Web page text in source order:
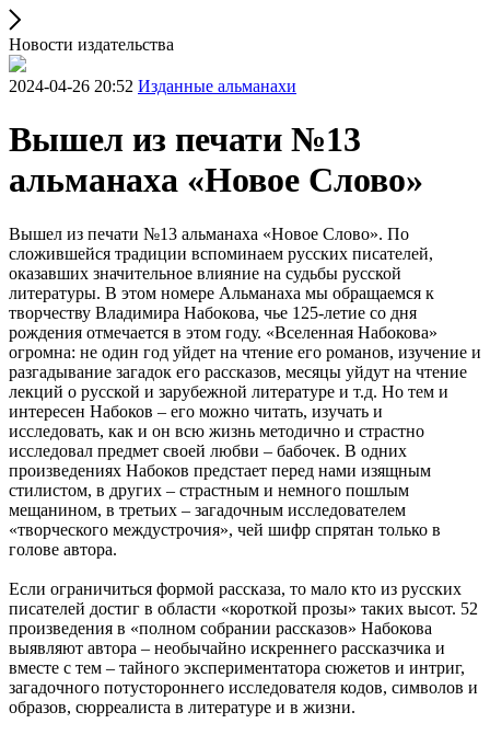
Новости издательства
2024-04-26 20:52 Изданные альманахи
Вышел из печати №13
альманаха «Новое Слово»
Вышел из печати №13 альманаха «Новое Слово». По
сложившейся традиции вспоминаем русских писателей,
оказавших значительное влияние на судьбы русской
литературы. В этом номере Альманаха мы обращаемся к
творчеству Владимира Набокова, чье 125-летие со дня
рождения отмечается в этом году. «Вселенная Набокова»
огромна: не один год уйдет на чтение его романов, изучение и
разгадывание загадок его рассказов, месяцы уйдут на чтение
лекций о русской и зарубежной литературе и т.д. Но тем и
интересен Набоков – его можно читать, изучать и
исследовать, как и он всю жизнь методично и страстно
исследовал предмет своей любви – бабочек. В одних
произведениях Набоков предстает перед нами изящным
стилистом, в других – страстным и немного пошлым
мещанином, в третьих – загадочным исследователем
«творческого междустрочия», чей шифр спрятан только в
голове автора.
Если ограничиться формой рассказа, то мало кто из русских
писателей достиг в области «короткой прозы» таких высот. 52
произведения в «полном собрании рассказов» Набокова
выявляют автора – необычайно искреннего рассказчика и
вместе с тем – тайного экспериментатора сюжетов и интриг,
загадочного потустороннего исследователя кодов, символов и
образов, сюрреалиста в литературе и в жизни.